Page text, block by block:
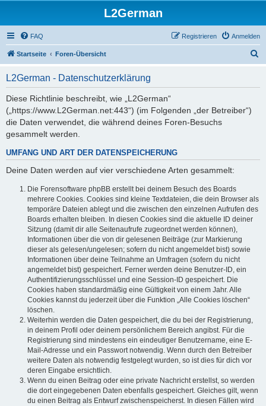
L2German
FAQ Anmelden
Registrieren
Startseite Foren-Übersicht
L2German - Datenschutzerklärung
Diese Richtlinie beschreibt, wie „L2German“
(„https://www.L2German.net:443“) (im Folgenden „der Betreiber“)
die Daten verwendet, die während deines Foren-Besuchs
gesammelt werden.
UMFANG UND ART DER DATENSPEICHERUNG
Deine Daten werden auf vier verschiedene Arten gesammelt:
Die Forensoftware phpBB erstellt bei deinem Besuch des Boards
mehrere Cookies. Cookies sind kleine Textdateien, die dein Browser als
temporäre Dateien ablegt und die zwischen den einzelnen Aufrufen des
Boards erhalten bleiben. In diesen Cookies sind die aktuelle ID deiner
Sitzung (damit dir alle Seitenaufrufe zugeordnet werden können),
Informationen über die von dir gelesenen Beiträge (zur Markierung
dieser als gelesen/ungelesen; sofern du nicht angemeldet bist) sowie
Informationen über deine Teilnahme an Umfragen (sofern du nicht
angemeldet bist) gespeichert. Ferner werden deine Benutzer-ID, ein
Authentifizierungsschlüssel und eine Session-ID gespeichert. Die
Cookies haben standardmäßig eine Gültigkeit von einem Jahr. Alle
Cookies kannst du jederzeit über die Funktion „Alle Cookies löschen“
löschen.
Weiterhin werden die Daten gespeichert, die du bei der Registrierung,
in deinem Profil oder deinem persönlichem Bereich angibst. Für die
Registrierung sind mindestens ein eindeutiger Benutzername, eine E-
Mail-Adresse und ein Passwort notwendig. Wenn durch den Betreiber
weitere Daten als notwendig festgelegt wurden, so ist dies für dich vor
deren Eingabe ersichtlich.
Wenn du einen Beitrag oder eine private Nachricht erstellst, so werden
die dort eingegebenen Daten ebenfalls gespeichert. Gleiches gilt, wenn
du einen Beitrag als Entwurf zwischenspeicherst. In diesen Fällen wird